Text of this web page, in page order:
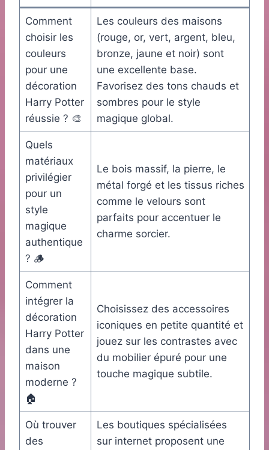
Comment
choisir les
couleurs
pour une
décoration
Harry Potter
réussie ? 🎨
Les couleurs des maisons
(rouge, or, vert, argent, bleu,
bronze, jaune et noir) sont
une excellente base.
Favorisez des tons chauds et
sombres pour le style
magique global.
Quels
matériaux
privilégier
pour un
style
magique
authentique
? 🪵
Le bois massif, la pierre, le
métal forgé et les tissus riches
comme le velours sont
parfaits pour accentuer le
charme sorcier.
Comment
intégrer la
décoration
Harry Potter
dans une
maison
moderne ?
🏠
Choisissez des accessoires
iconiques en petite quantité et
jouez sur les contrastes avec
du mobilier épuré pour une
touche magique subtile.
Où trouver
des
Les boutiques spécialisées
sur internet proposent une